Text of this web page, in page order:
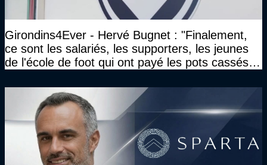
Girondins4Ever - Hervé Bugnet : "Finalement,
ce sont les salariés, les supporters, les jeunes
de l'école de foot qui ont payé les pots cassés